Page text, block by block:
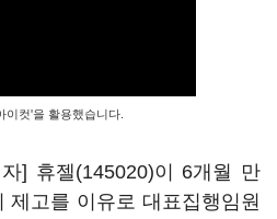
이컷'을 활용했습니다.
] 휴젤(145020)이 6개월 만
제고를 이유로 대표집행임원